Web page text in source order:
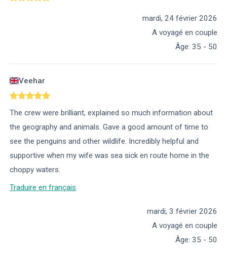
mardi, 24 février 2026
A voyagé en couple
Âge: 35 - 50
Veehar
The crew were brilliant, explained so much information about
the geography and animals. Gave a good amount of time to
see the penguins and other wildlife. Incredibly helpful and
supportive when my wife was sea sick en route home in the
choppy waters.
Traduire en français
mardi, 3 février 2026
A voyagé en couple
Âge: 35 - 50